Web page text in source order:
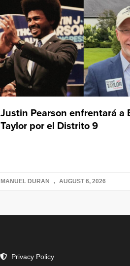
Justin Pearson enfrentará a
Taylor por el Distrito 9
MANUEL DURAN AUGUST 6, 2026
Privacy Policy